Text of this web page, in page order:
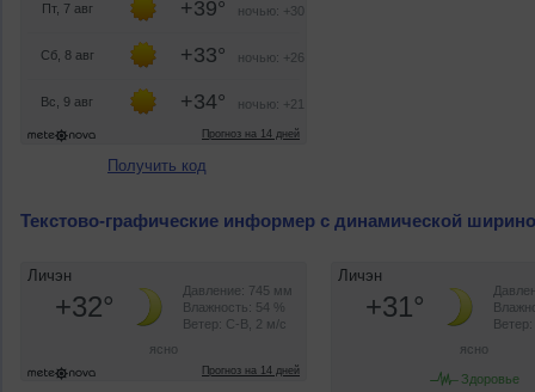
Получить код
Текстово-графические информер с динамической